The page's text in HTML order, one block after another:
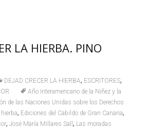
LA HIERBA. PINO
DEJAD CRECER LA HIERBA, ESCRITORES,
Año Interamericano de la Niñez y la
de las Naciones Unidas sobre los Derechos
hierba, Ediciones del Cabildo de Gran Canaria,
, José María Millares Sall , Las moradas